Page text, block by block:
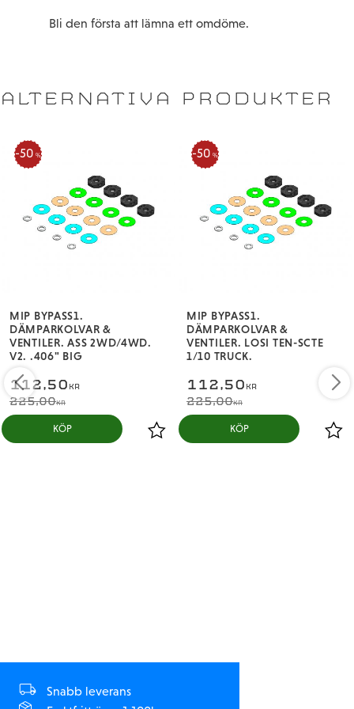
Bli den första att lämna ett omdöme.
ALTERNATIVA PRODUKTER
MIP BYPASS1.
DÄMPARKOLVAR &
VENTILER. ASS 2WD/4WD.
V2. .406" BIG
112,50 KR
225,00KR
50 %
KÖP
MIP BYPASS1.
DÄMPARKOLVAR &
VENTILER. LOSI TEN-SCTE
1/10 TRUCK.
112,50 KR
225,00KR
50 %
KÖP
Snabb leverans